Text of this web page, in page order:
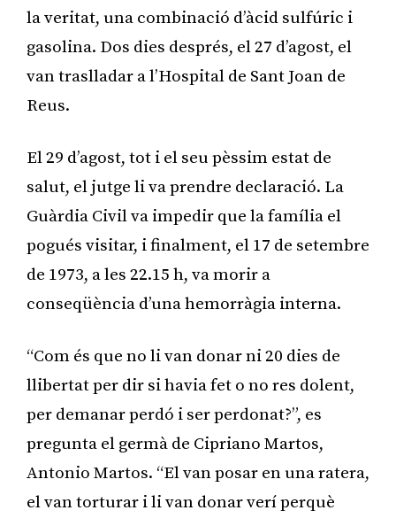
la veritat, una combinació d’àcid sulfúric i
gasolina. Dos dies després, el 27 d’agost, el
van traslladar a l’Hospital de Sant Joan de
Reus.
El 29 d’agost, tot i el seu pèssim estat de
salut, el jutge li va prendre declaració. La
Guàrdia Civil va impedir que la família el
pogués visitar, i finalment, el 17 de setembre
de 1973, a les 22.15 h, va morir a
conseqüència d’una hemorràgia interna.
“Com és que no li van donar ni 20 dies de
llibertat per dir si havia fet o no res dolent,
per demanar perdó i ser perdonat?”, es
pregunta el germà de Cipriano Martos,
Antonio Martos. “El van posar en una ratera,
el van torturar i li van donar verí perquè